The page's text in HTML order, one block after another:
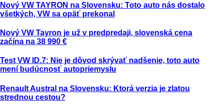
Nový VW TAYRON na Slovensku: Toto auto nás dostalo
všetkých, VW sa opäť prekonal
Nový VW Tayron je už v predpredaji, slovenská cena
začína na 38 990 €
Test VW ID.7: Nie je dôvod skrývať nadšenie, toto auto
mení budúcnosť autopriemyslu
Renault Austral na Slovensku: Ktorá verzia je zlatou
strednou cestou?